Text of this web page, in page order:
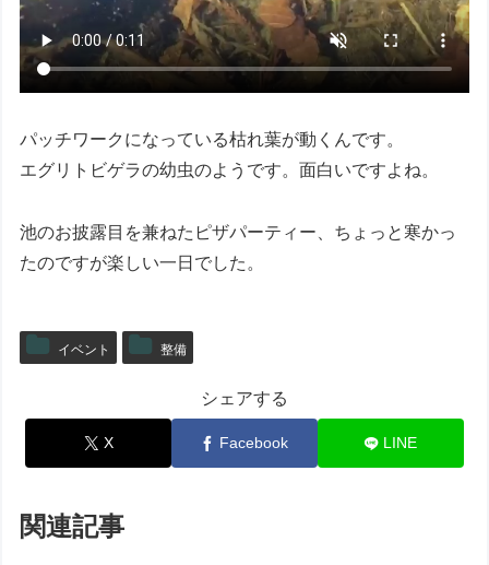
パッチワークになっている枯れ葉が動くんです。
エグリトビゲラの幼虫のようです。面白いですよね。
池のお披露目を兼ねたピザパーティー、ちょっと寒かっ
たのですが楽しい一日でした。
イベント 整備
シェアする
X Facebook LINE
関連記事